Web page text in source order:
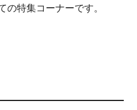
の特集コーナーです。